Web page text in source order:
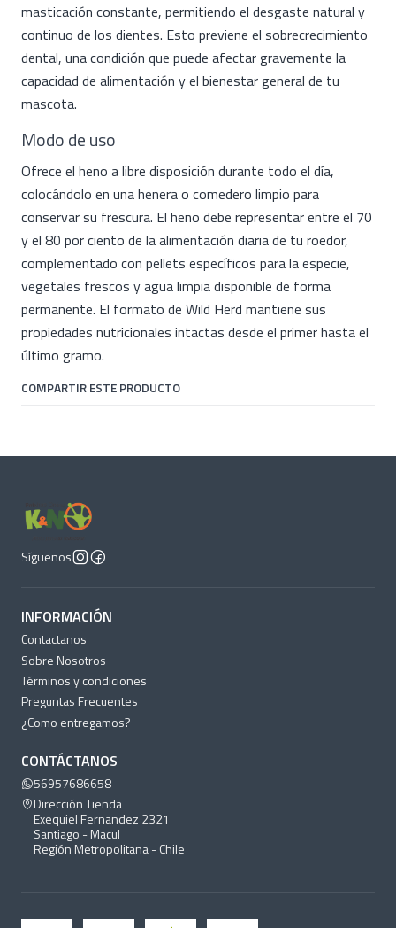
masticación constante, permitiendo el desgaste natural y
continuo de los dientes. Esto previene el sobrecrecimiento
dental, una condición que puede afectar gravemente la
capacidad de alimentación y el bienestar general de tu
mascota.
Modo de uso
Ofrece el heno a libre disposición durante todo el día,
colocándolo en una henera o comedero limpio para
conservar su frescura. El heno debe representar entre el 70
y el 80 por ciento de la alimentación diaria de tu roedor,
complementado con pellets específicos para la especie,
vegetales frescos y agua limpia disponible de forma
permanente. El formato de Wild Herd mantiene sus
propiedades nutricionales intactas desde el primer hasta el
último gramo.
COMPARTIR ESTE PRODUCTO
Síguenos
INFORMACIÓN
Contactanos
Sobre Nosotros
Términos y condiciones
Preguntas Frecuentes
¿Como entregamos?
CONTÁCTANOS
56957686658
Dirección Tienda
Exequiel Fernandez 2321
Santiago - Macul
Región Metropolitana - Chile